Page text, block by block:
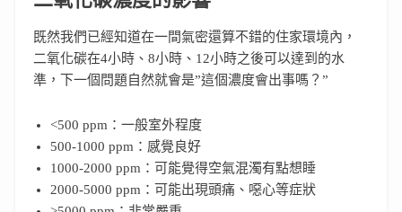
既然我們已經知道在一間氣密還算不錯的住家環境內，
二氧化碳在4小時、8小時、12小時之後可以達到的水
準，下一個問題自然就會是”這個濃度會出事嗎？”
<500 ppm：一般室外程度
500-1000 ppm：感覺良好
1000-2000 ppm：可能覺得空氣混濁有點想睡
2000-5000 ppm：可能出現頭痛、噁心等症狀